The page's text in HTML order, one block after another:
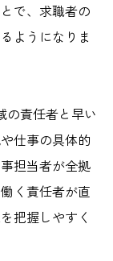
で、求職者の
ようになりま
の責任者と早い
仕事の具体的
担当者が全拠
く責任者が直
把握しやすく